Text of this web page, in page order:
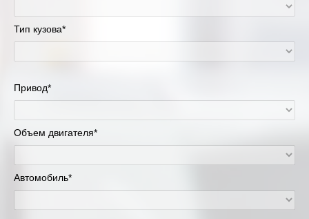
Тип кузова*
Привод*
Объем двигателя*
Автомобиль*